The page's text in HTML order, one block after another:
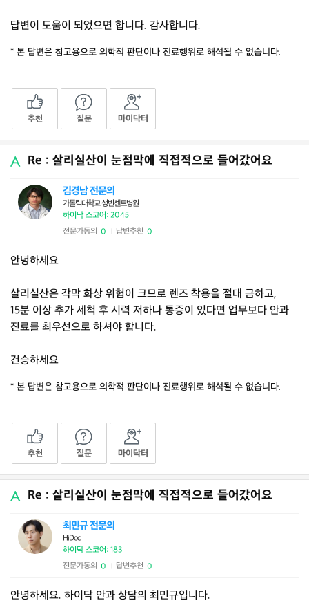
답변이 도움이 되었으면 합니다. 감사합니다.
* 본 답변은 참고용으로 의학적 판단이나 진료행위로 해석될 수 없습니다.
추천 질문 마이닥터
Re : 살리실산이 눈점막에 직접적으로 들어갔어요
김경남 전문의
가톨릭대학교 성빈센트병원
하이닥 스코어: 2045
전문가동의 0 답변추천 0
안녕하세요
살리실산은 각막 화상 위험이 크므로 렌즈 착용을 절대 금하고,
15분 이상 추가 세척 후 시력 저하나 통증이 있다면 업무보다 안과
진료를 최우선으로 하셔야 합니다.
건승하세요
* 본 답변은 참고용으로 의학적 판단이나 진료행위로 해석될 수 없습니다.
추천 질문 마이닥터
Re : 살리실산이 눈점막에 직접적으로 들어갔어요
최민규 전문의
HiDoc
하이닥 스코어: 183
전문가동의 0 답변추천 0
안녕하세요. 하이닥 안과 상담의 최민규입니다.